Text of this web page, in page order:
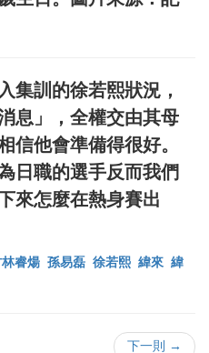
集訓的徐若熙狀況，
息」，全權交由其母
信他會準備得很好。
日職的選手反而我們
來怎麼在熱身賽出
睿煬 孫易磊 徐若熙 緯來 緯
下一則 →